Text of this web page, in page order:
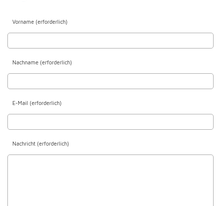
Vorname (erforderlich)
Nachname (erforderlich)
E-Mail (erforderlich)
Nachricht (erforderlich)